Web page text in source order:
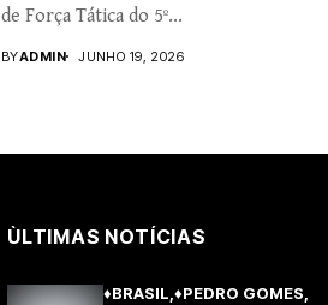
de Força Tática do 5º...
BYADMIN JUNHO 19, 2026
ÙLTIMAS NOTÍCIAS
♦BRASIL ♦PEDRO GOMES